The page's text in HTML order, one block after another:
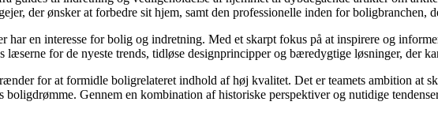
der ønsker at forbedre sit hjem, samt den professionelle inden for boligbranchen,
en interesse for bolig og indretning. Med et skarpt fokus på at inspirere og
læserne for de nyeste trends, tidløse designprincipper og bæredygtige løsninger, der
for at formidle boligrelateret indhold af høj kvalitet. Det er teamets ambition at
boligdrømme. Gennem en kombination af historiske perspektiver og nutidige